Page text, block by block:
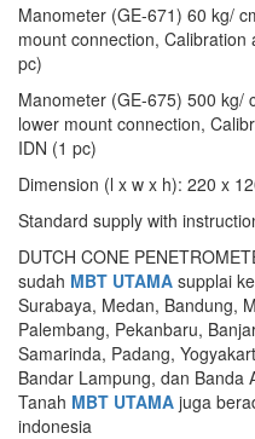
Manometer (GE-671) 60 kg/
mount connection, Calibration
pc)
Manometer (GE-675) 500 kg/
lower mount connection,
IDN (1 pc)
Dimension (l x w x h): 220 x
Standard supply with
DUTCH CONE
sudah MBT UTAMA supplai
Surabaya, Medan, Bandung,
Palembang, Pekanbaru,
Samarinda, Padang,
Bandar Lampung, dan Banda
Tanah MBT UTAMA juga
indonesia